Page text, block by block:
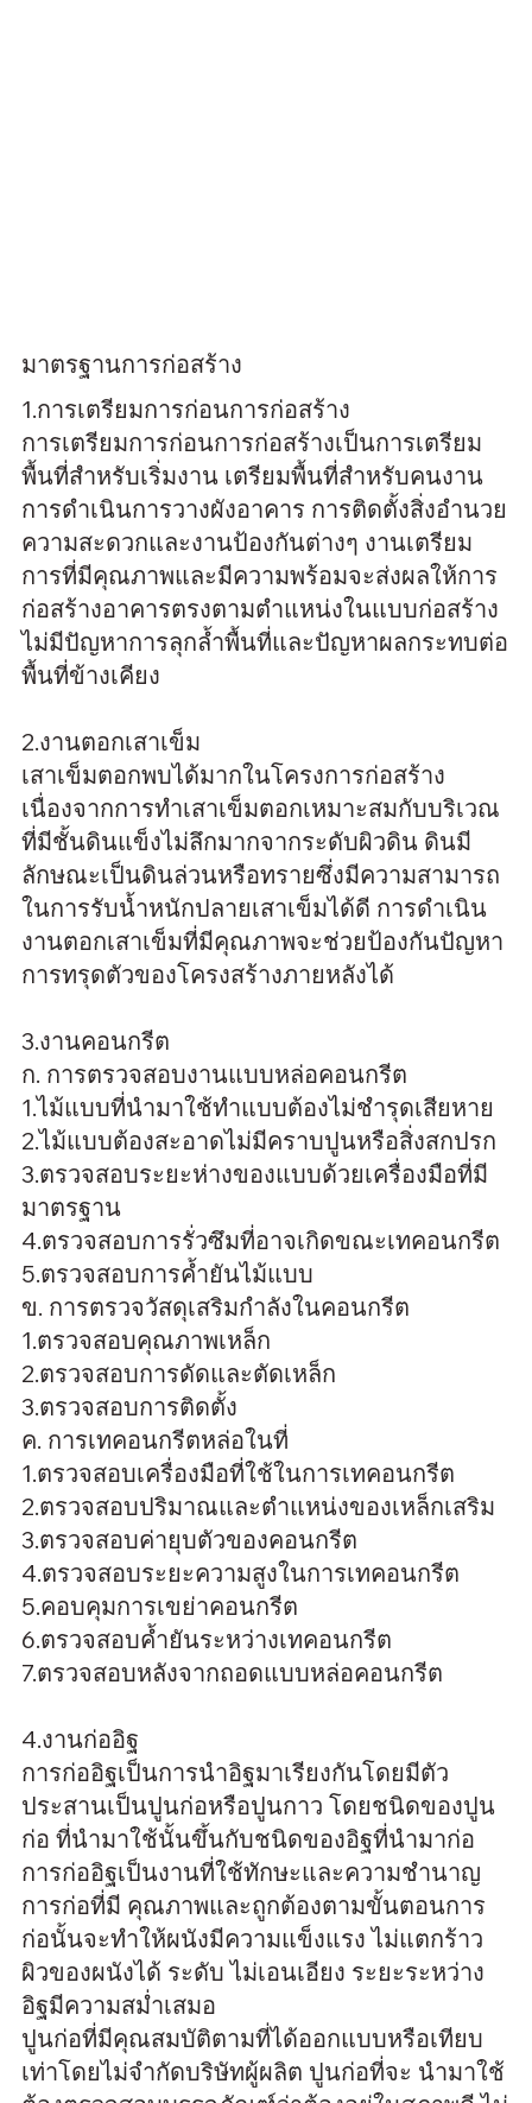
มาตรฐานการก่อสร้าง
1.การเตรียมการก่อนการก่อสร้าง
การเตรียมการก่อนการก่อสร้างเป็นการเตรียม
พื้นที่สำหรับเริ่มงาน เตรียมพื้นที่สำหรับคนงาน
การดำเนินการวางผังอาคาร การติดตั้งสิ่งอำนวย
ความสะดวกและงานป้องกันต่างๆ งานเตรียม
การที่มีคุณภาพและมีความพร้อมจะส่งผลให้การ
ก่อสร้างอาคารตรงตามตำแหน่งในแบบก่อสร้าง
ไม่มีปัญหาการลุกล้ำพื้นที่และปัญหาผลกระทบต่อ
พื้นที่ข้างเคียง
2.งานตอกเสาเข็ม
เสาเข็มตอกพบได้มากในโครงการก่อสร้าง
เนื่องจากการทำเสาเข็มตอกเหมาะสมกับบริเวณ
ที่มีชั้นดินแข็งไม่ลึกมากจากระดับผิวดิน ดินมี
ลักษณะเป็นดินล่วนหรือทรายซึ่งมีความสามารถ
ในการรับน้ำหนักปลายเสาเข็มได้ดี การดำเนิน
งานตอกเสาเข็มที่มีคุณภาพจะช่วยป้องกันปัญหา
การทรุดตัวของโครงสร้างภายหลังได้
3.งานคอนกรีต
ก. การตรวจสอบงานแบบหล่อคอนกรีต
1.ไม้แบบที่นำมาใช้ทำแบบต้องไม่ชำรุดเสียหาย
2.ไม้แบบต้องสะอาดไม่มีคราบปูนหรือสิ่งสกปรก
3.ตรวจสอบระยะห่างของแบบด้วยเครื่องมือที่มี
มาตรฐาน
4.ตรวจสอบการรั่วซึมที่อาจเกิดขณะเทคอนกรีต
5.ตรวจสอบการค้ำยันไม้แบบ
ข. การตรวจวัสดุเสริมกำลังในคอนกรีต
1.ตรวจสอบคุณภาพเหล็ก
2.ตรวจสอบการดัดและตัดเหล็ก
3.ตรวจสอบการติดตั้ง
ค. การเทคอนกรีตหล่อในที่
1.ตรวจสอบเครื่องมือที่ใช้ในการเทคอนกรีต
2.ตรวจสอบปริมาณและตำแหน่งของเหล็กเสริม
3.ตรวจสอบค่ายุบตัวของคอนกรีต
4.ตรวจสอบระยะความสูงในการเทคอนกรีต
5.คอบคุมการเขย่าคอนกรีต
6.ตรวจสอบค้ำยันระหว่างเทคอนกรีต
7.ตรวจสอบหลังจากถอดแบบหล่อคอนกรีต
4.งานก่ออิฐ
การก่ออิฐเป็นการนำอิฐมาเรียงกันโดยมีตัว
ประสานเป็นปูนก่อหรือปูนกาว โดยชนิดของปูน
ก่อ ที่นำมาใช้นั้นขึ้นกับชนิดของอิฐที่นำมาก่อ
การก่ออิฐเป็นงานที่ใช้ทักษะและความชำนาญ
การก่อที่มี คุณภาพและถูกต้องตามขั้นตอนการ
ก่อนั้นจะทำให้ผนังมีความแข็งแรง ไม่แตกร้าว
ผิวของผนังได้ ระดับ ไม่เอนเอียง ระยะระหว่าง
อิฐมีความสม่ำเสมอ
ปูนก่อที่มีคุณสมบัติตามที่ได้ออกแบบหรือเทียบ
เท่าโดยไม่จำกัดบริษัทผู้ผลิต ปูนก่อที่จะ นำมาใช้